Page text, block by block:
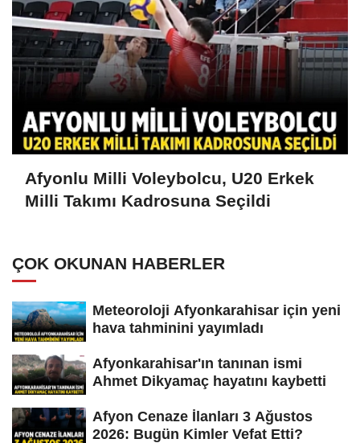
Afyonlu Milli Voleybolcu, U20 Erkek
Milli Takımı Kadrosuna Seçildi
ÇOK OKUNAN HABERLER
Meteoroloji Afyonkarahisar için yeni
hava tahminini yayımladı
Afyonkarahisar'ın tanınan ismi
Ahmet Dikyamaç hayatını kaybetti
Afyon Cenaze İlanları 3 Ağustos
2026: Bugün Kimler Vefat Etti?